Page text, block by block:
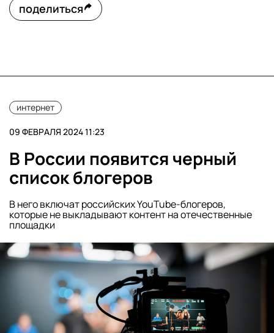
поделиться
интернет
09 ФЕВРАЛЯ 2024 11:23
В России появится черный
список блогеров
В него включат российских YouTube-блогеров,
которые не выкладывают контент на отечественные
площадки